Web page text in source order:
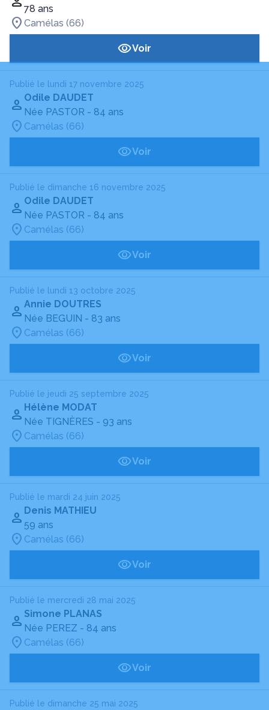
78 ans
Camélas (66)
Voir
Publié le lundi 17 novembre 2025
Odile DAUDET
Née PASTOR - 84 ans
Camélas (66)
Voir
Publié le dimanche 16 novembre 2025
Odile DAUDET
Née PASTOR - 84 ans
Camélas (66)
Voir
Publié le lundi 13 octobre 2025
Annie DOUTRES
Née BEGUIN - 83 ans
Camélas (66)
Voir
Publié le jeudi 25 septembre 2025
Hélène MODAT
Née TIGNÈRES - 93 ans
Camélas (66)
Voir
Publié le mardi 24 juin 2025
Denis MATHIEU
59 ans
Camélas (66)
Voir
Publié le mercredi 28 mai 2025
Simone PLANAS
Née PEREZ - 84 ans
Camélas (66)
Voir
Publié le dimanche 25 mai 2025